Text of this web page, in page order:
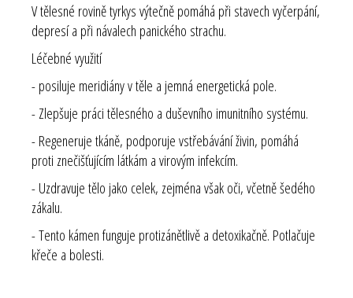
V tělesné rovině tyrkys výtečně pomáhá při stavech vyčerpání,
depresí a při návalech panického strachu.
Léčebné využití
- posiluje meridiány v těle a jemná energetická pole.
- Zlepšuje práci tělesného a duševního imunitního systému.
- Regeneruje tkáně, podporuje vstřebávání živin, pomáhá
proti znečišťujícím látkám a virovým infekcím.
- Uzdravuje tělo jako celek, zejména však oči, včetně šedého
zákalu.
- Tento kámen funguje protizánětlivě a detoxikačně. Potlačuje
křeče a bolesti.